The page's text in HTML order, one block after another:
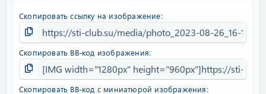
Скопировать ссылку на изображение
Скопировать BB-код изображения
Скопировать BB-код с миниатюрой изображения